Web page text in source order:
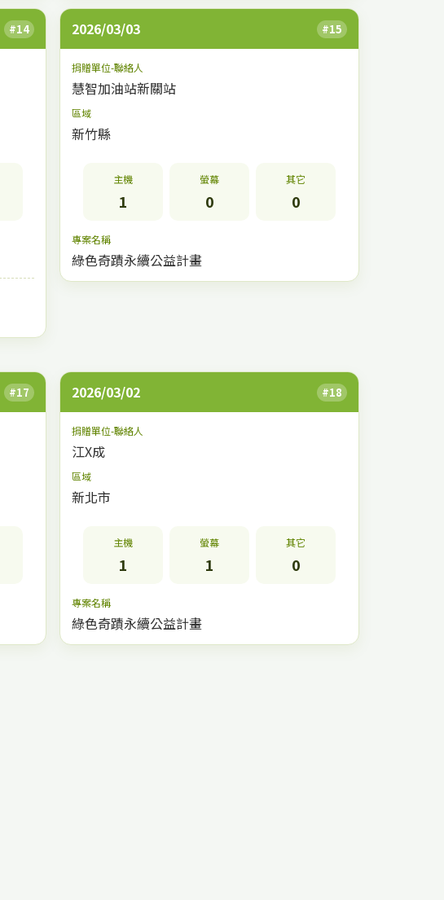
#14 2026/03/03 #15
捐贈單位-聯絡人
慧智加油站新關站
區域
新竹縣
主機
1
螢幕
0
其它
0
專案名稱
綠色奇蹟永續公益計畫
#17 2026/03/02 #18
捐贈單位-聯絡人
江X成
區域
新北市
主機
1
螢幕
1
其它
0
專案名稱
綠色奇蹟永續公益計畫